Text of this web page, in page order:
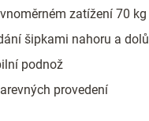
zatížení 70 kg
šipkami nahoru a dolů
podnož
provedení